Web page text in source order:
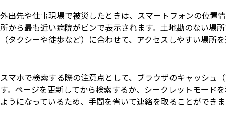
外出先や仕事現場で被災したときは、スマートフォンの位置
所から最も近い病院がピンで表示されます。土地勘のない場
（タクシーや徒歩など）に合わせて、アクセスしやすい場所
スマホで検索する際の注意点として、ブラウザのキャッシュ
す。ページを更新してから検索するか、シークレットモード
ようになっているため、手間を省いて連絡を取ることができ